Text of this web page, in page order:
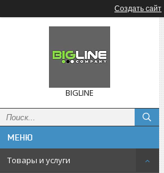
Создать сайт
BIGLINE
Товары и услуги